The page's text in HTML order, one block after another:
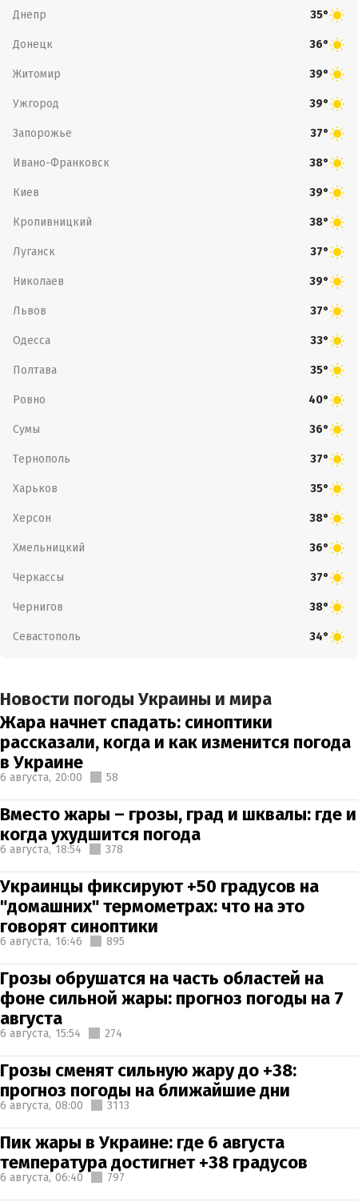
Днепр 35°
Донецк 36°
Житомир 39°
Ужгород 39°
Запорожье 37°
Ивано-Франковск 38°
Киев 39°
Кропивницкий 38°
Луганск 37°
Николаев 39°
Львов 37°
Одесса 33°
Полтава 35°
Ровно 40°
Сумы 36°
Тернополь 37°
Харьков 35°
Херсон 38°
Хмельницкий 36°
Черкассы 37°
Чернигов 38°
Севастополь 34°
Новости погоды Украины и мира
Жара начнет спадать: синоптики
рассказали, когда и как изменится погода
в Украине
6 августа, 20:00 58
Вместо жары – грозы, град и шквалы: где и
когда ухудшится погода
6 августа, 18:54 378
Украинцы фиксируют +50 градусов на
"домашних" термометрах: что на это
говорят синоптики
6 августа, 16:46 895
Грозы обрушатся на часть областей на
фоне сильной жары: прогноз погоды на 7
августа
6 августа, 15:54 274
Грозы сменят сильную жару до +38:
прогноз погоды на ближайшие дни
6 августа, 08:00 3113
Пик жары в Украине: где 6 августа
температура достигнет +38 градусов
6 августа, 06:40 797